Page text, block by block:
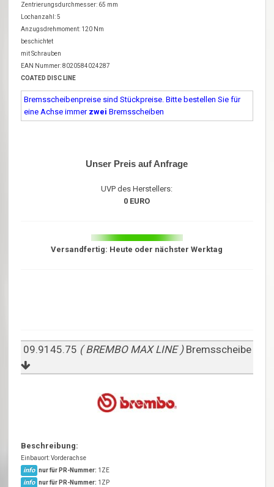
Zentrierungsdurchmesser: 65 mm
Lochanzahl: 5
Anzugsdrehmoment: 120 Nm
beschichtet
mit Schrauben
EAN Nummer: 8020584024287
COATED DISC LINE
Bremsscheibenpreise sind Stückpreise. Bitte bestellen Sie für
eine Achse immer zwei Bremsscheiben
Unser Preis auf Anfrage
UVP des Herstellers:
0 EURO
Versandfertig: Heute oder nächster Werktag
09.9145.75 ( BREMBO MAX LINE ) Bremsscheibe
Beschreibung:
Einbauort: Vorderachse
info nur für PR-Nummer: 1ZE
info nur für PR-Nummer: 1ZP